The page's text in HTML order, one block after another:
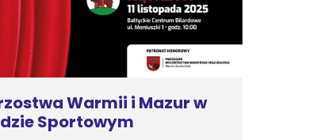
Warmii i Mazur w
Sportowym